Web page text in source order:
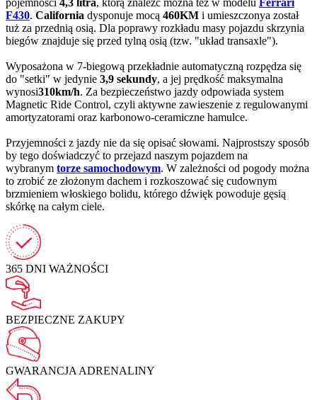
pojemności 4,3 litra, którą znaleźć można też w modelu Ferrari
F430. California dysponuje mocą 460KM i umieszczonya został
tuż za przednią osią. Dla poprawy rozkładu masy pojazdu skrzynia
biegów znajduje się przed tylną osią (tzw. "układ transaxle").
Wyposażona w 7-biegową przekładnie automatyczną rozpędza się
do "setki" w jedynie 3,9 sekundy, a jej prędkość maksymalna
wynosi310km/h. Za bezpieczeństwo jazdy odpowiada system
Magnetic Ride Control, czyli aktywne zawieszenie z regulowanymi
amortyzatorami oraz karbonowo-ceramiczne hamulce.
Przyjemności z jazdy nie da się opisać słowami. Najprostszy sposób
by tego doświadczyć to przejazd naszym pojazdem na
wybranym torze samochodowym. W zależności od pogody można
to zrobić ze złożonym dachem i rozkoszować się cudownym
brzmieniem włoskiego bolidu, którego dźwięk powoduje gęsią
skórkę na całym ciele.
365 DNI WAŻNOŚCI
BEZPIECZNE ZAKUPY
GWARANCJA ADRENALINY